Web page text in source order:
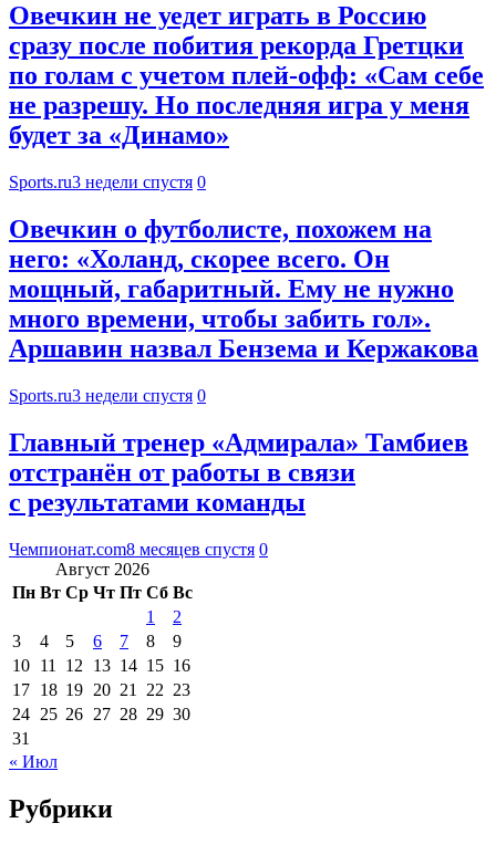
Овечкин не уедет играть в Россию
сразу после побития рекорда Гретцки
по голам с учетом плей-офф: «Сам себе
не разрешу. Но последняя игра у меня
будет за «Динамо»
Sports.ru3 недели спустя 0
Овечкин о футболисте, похожем на
него: «Холанд, скорее всего. Он
мощный, габаритный. Ему не нужно
много времени, чтобы забить гол».
Аршавин назвал Бензема и Кержакова
Sports.ru3 недели спустя 0
Главный тренер «Адмирала» Тамбиев
отстранён от работы в связи
с результатами команды
Чемпионат.com8 месяцев спустя 0
Август 2026
Пн Вт Ср Чт Пт Сб Вс
1
2
3
4 5 6 7 8
9
10 11 12 13 14 15 16
17 18 19 20 21 22 23
24 25 26 27 28 29 30
31
« Июл
Рубрики